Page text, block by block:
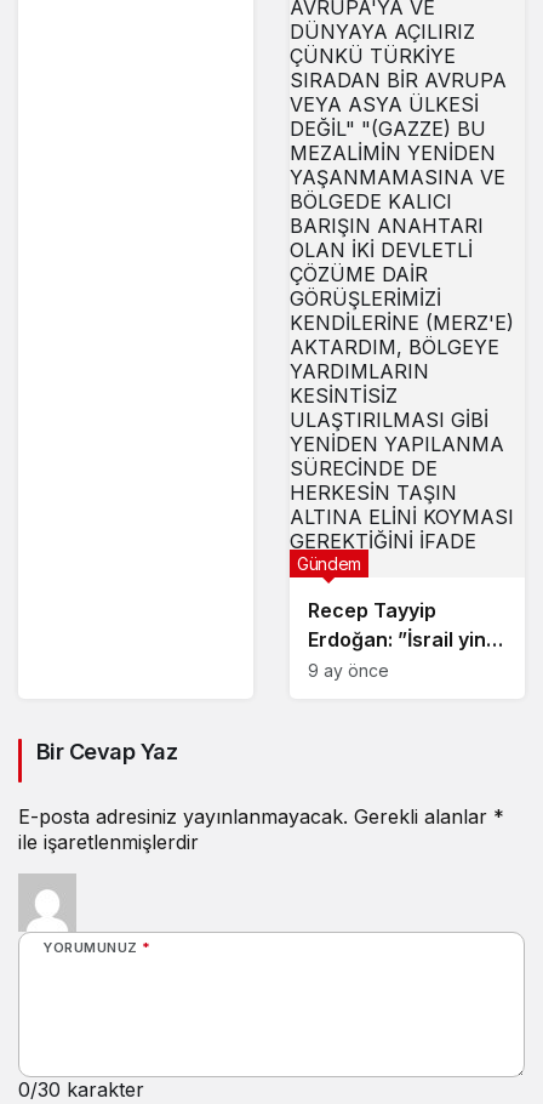
Recep Tayyip
Erdoğan: ”İsrail yine
Gazze’yi vurdu.
Gündem
9 ay önce
Bir Cevap Yaz
E-posta adresiniz yayınlanmayacak. Gerekli alanlar *
ile işaretlenmişlerdir
YORUMUNUZ *
0/30 karakter